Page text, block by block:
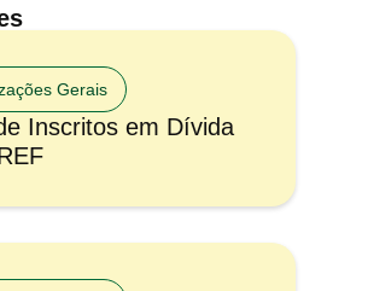
Gerais
Inscritos em Dívida